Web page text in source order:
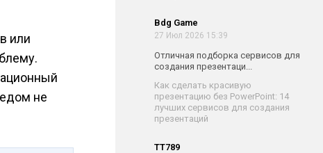
Bdg Game
27 Июл 2026 15:39
Отличная подборка сервисов для
создания презентаци...
Как сделать красивую
презентацию без PowerPoint: 14
лучших сервисов для создания
презентаций
TT789
или
не